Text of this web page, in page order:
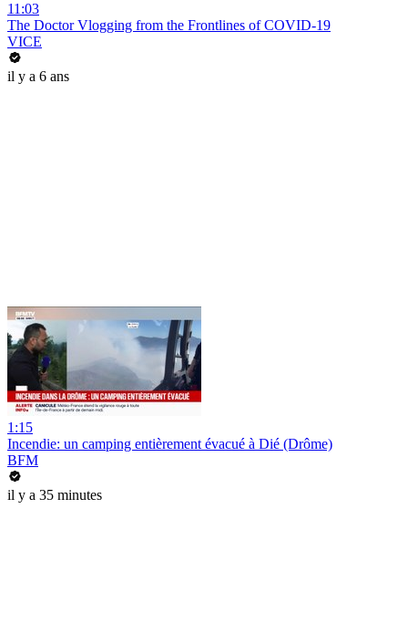
11:03
The Doctor Vlogging from the Frontlines of COVID-19
VICE
il y a 6 ans
1:15
Incendie: un camping entièrement évacué à Dié (Drôme)
BFM
il y a 35 minutes